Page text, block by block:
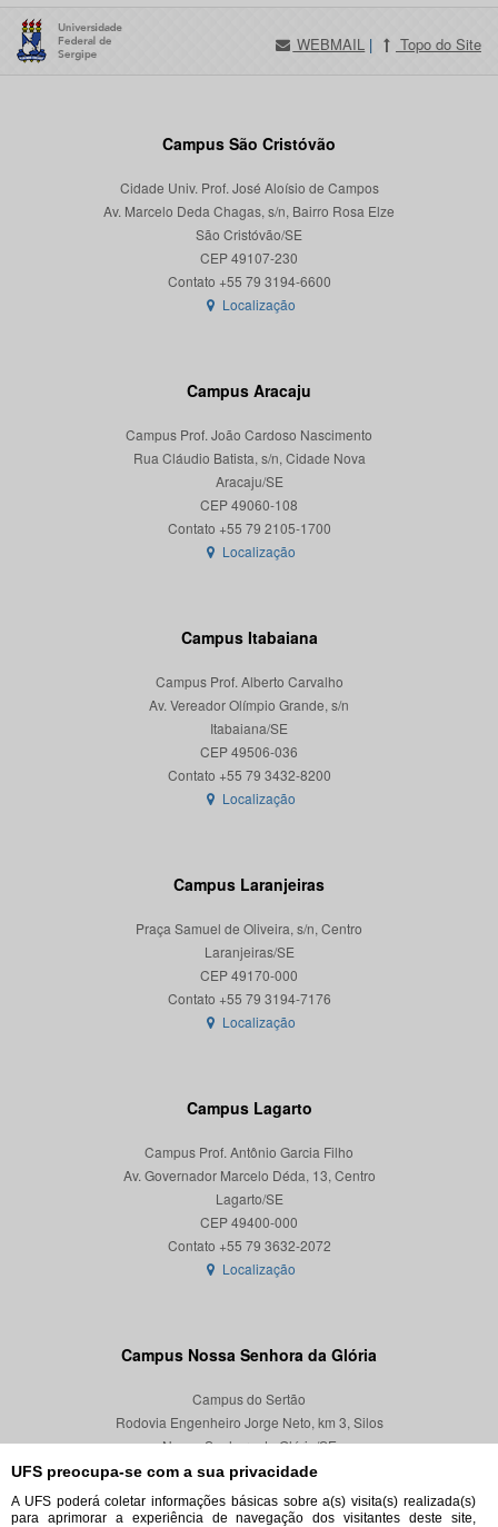
UFS preocupa-se com a sua privacidade
A UFS poderá coletar informações básicas sobre a(s) visita(s) realizada(s)
para aprimorar a experiência de navegação dos visitantes deste site,
WEBMAIL | Topo do Site
Campus São Cristóvão
Cidade Univ. Prof. José Aloísio de Campos
Av. Marcelo Deda Chagas, s/n, Bairro Rosa Elze
São Cristóvão/SE
CEP 49107-230
Localização
Campus Aracaju
Campus Prof. João Cardoso Nascimento
Rua Cláudio Batista, s/n, Cidade Nova
Aracaju/SE
CEP 49060-108
Localização
Campus Itabaiana
Campus Prof. Alberto Carvalho
Av. Vereador Olímpio Grande, s/n
Itabaiana/SE
CEP 49506-036
Localização
Campus Laranjeiras
Praça Samuel de Oliveira, s/n, Centro
Laranjeiras/SE
CEP 49170-000
Localização
Campus Lagarto
Campus Prof. Antônio Garcia Filho
Av. Governador Marcelo Déda, 13, Centro
Lagarto/SE
CEP 49400-000
Localização
Campus Nossa Senhora da Glória
Campus do Sertão
Rodovia Engenheiro Jorge Neto, km 3, Silos
Nossa Senhora da Glória/SE
CEP 49680-000
Localização